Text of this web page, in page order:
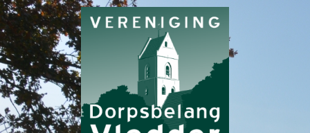
Ga
naar
de
inhoud